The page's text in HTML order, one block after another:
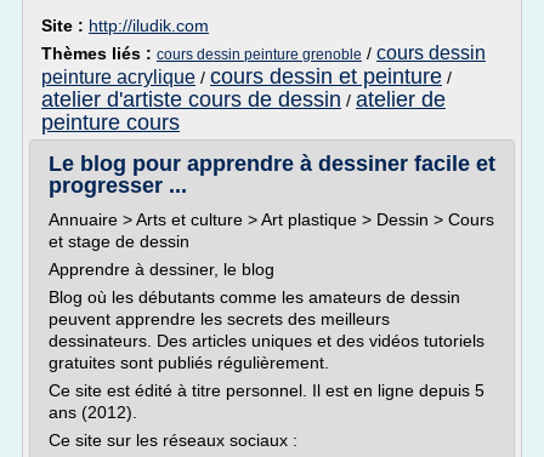
Site : http://iludik.com
Thèmes liés : cours dessin peinture grenoble / cours dessin
peinture acrylique / cours dessin et peinture /
atelier d'artiste cours de dessin / atelier de
peinture cours
Le blog pour apprendre à dessiner facile et
progresser ...
Annuaire > Arts et culture > Art plastique > Dessin > Cours
et stage de dessin
Apprendre à dessiner, le blog
Blog où les débutants comme les amateurs de dessin
peuvent apprendre les secrets des meilleurs
dessinateurs. Des articles uniques et des vidéos tutoriels
gratuites sont publiés régulièrement.
Ce site est édité à titre personnel. Il est en ligne depuis 5
ans (2012).
Ce site sur les réseaux sociaux :